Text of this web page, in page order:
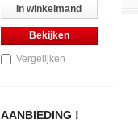
In winkelmand
Bekijken
Vergelijken
AANBIEDING !